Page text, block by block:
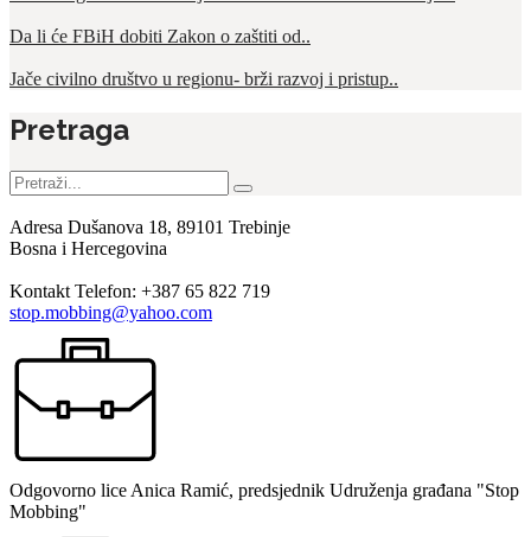
Da li će FBiH dobiti Zakon o zaštiti od..
Jače civilno društvo u regionu- brži razvoj i pristup..
Pretraga
Pretraga
za:
Adresa Dušanova 18, 89101 Trebinje
Bosna i Hercegovina
Kontakt Telefon: +387 65 822 719
stop.mobbing@yahoo.com
Odgovorno lice Anica Ramić, predsjednik Udruženja građana "Stop
Mobbing"